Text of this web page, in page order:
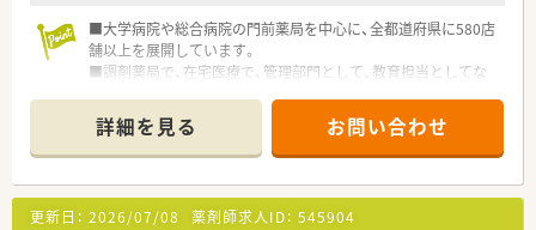
■大学病院や総合病院の門前薬局を中心に、全都道府県に580店
舗以上を展開しています。
■調剤薬局で、在宅医療で、管理部門として、教育担当としてな
■全国勤務コースから、エリア限定コースまで、生活スタイルに
合わせて働き方を選択できるのも魅力です。
■育児支援制度や介護休暇をはじめ、大手ならでは、福利厚生が
充実しています。
■女性・男性問わず、安心してご就業頂けます。
詳細を見る お問い合わせ
更新日： 2026/07/08 薬剤師求人ID： 545904